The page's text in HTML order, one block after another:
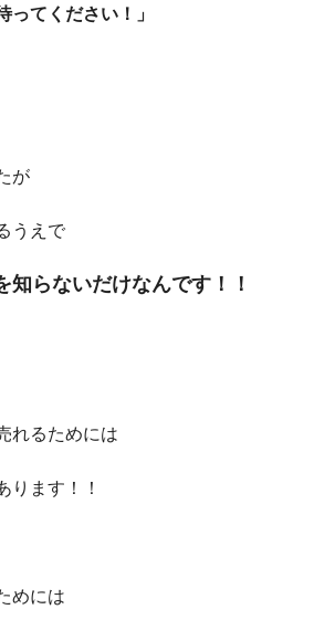
ってください！」
が
うえで
知らないだけなんです！！
れるためには
ります！！
めには